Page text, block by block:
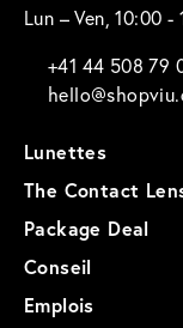
Lun – Ven, 10:00 -
+41 44 508 79
Lunettes
The Contact
Package Deal
Conseil
Emplois